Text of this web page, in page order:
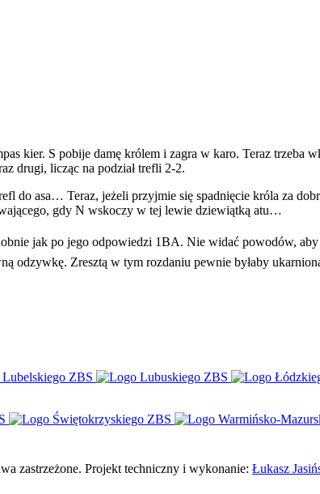
kier. S pobije damę królem i zagra w karo. Teraz trzeba
drugi, licząc na podział trefli 2-2.
do asa… Teraz, jeżeli przyjmie się spadnięcie króla za
gdy N wskoczy w tej lewie dziewiątką atu…
jak po jego odpowiedzi 1BA. Nie widać powodów,
odzywkę. Zresztą w tym rozdaniu pewnie byłaby
zastrzeżone. Projekt techniczny i wykonanie: Łukasz